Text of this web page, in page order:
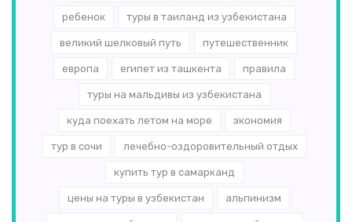
ребенок туры в таиланд из узбекистана
великий шелковый путь путешественник
европа египет из ташкента правила
туры на мальдивы из узбекистана
куда поехать летом на море экономия
тур в сочи лечебно-оздоровительный отдых
купить тур в самарканд
цены на туры в узбекистан альпинизм